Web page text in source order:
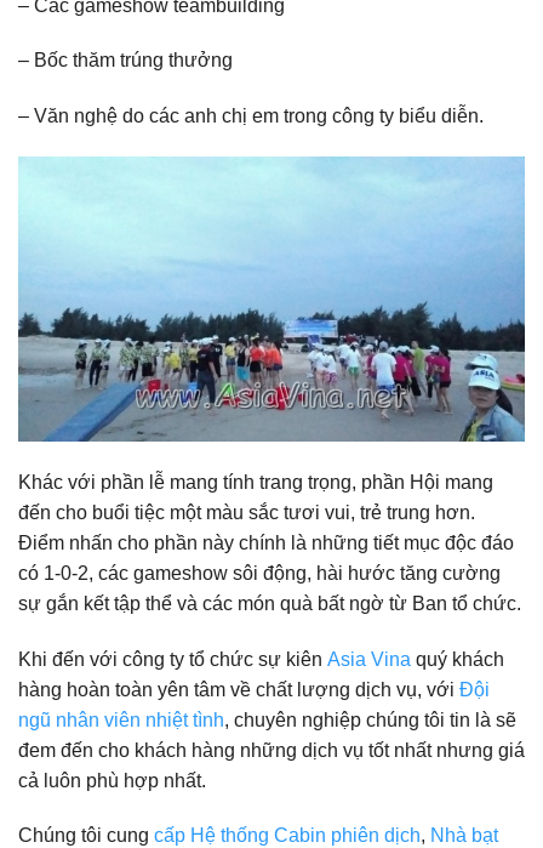
– Các gameshow teambuilding
– Bốc thăm trúng thưởng
– Văn nghệ do các anh chị em trong công ty biểu diễn.
Khác với phần lễ mang tính trang trọng, phần Hội mang
đến cho buổi tiệc một màu sắc tươi vui, trẻ trung hơn.
Điểm nhấn cho phần này chính là những tiết mục độc đáo
có 1-0-2, các gameshow sôi động, hài hước tăng cường
sự gắn kết tập thể và các món quà bất ngờ từ Ban tổ chức.
Khi đến với công ty tổ chức sự kiên Asia Vina quý khách
hàng hoàn toàn yên tâm về chất lượng dịch vụ, với Đội
ngũ nhân viên nhiệt tình, chuyên nghiệp chúng tôi tin là sẽ
đem đến cho khách hàng những dịch vụ tốt nhất nhưng giá
cả luôn phù hợp nhất.
Chúng tôi cung cấp Hệ thống Cabin phiên dịch, Nhà bạt